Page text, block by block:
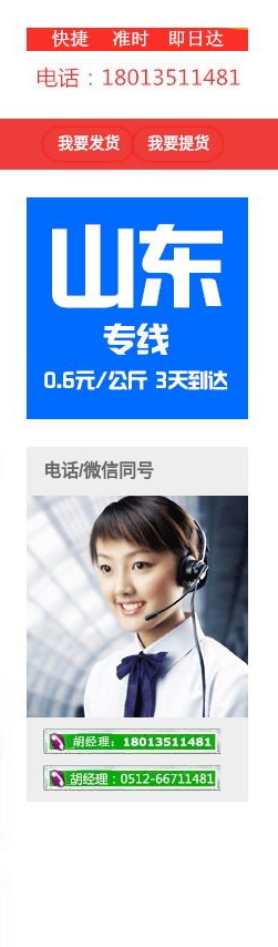
我要发货 我要提货
电话/微信同号